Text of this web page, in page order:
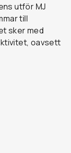
utför MJ
till
sker med
oavsett